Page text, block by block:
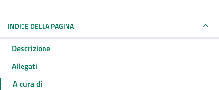
INDICE DELLA PAGINA
Descrizione
Allegati
A cura di